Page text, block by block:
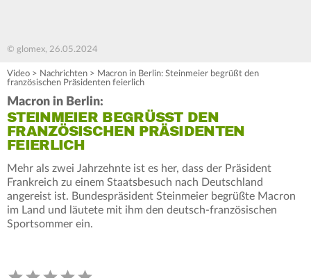
© glomex, 26.05.2024
Video > Nachrichten > Macron in Berlin: Steinmeier begrüßt den
französischen Präsidenten feierlich
Macron in Berlin:
STEINMEIER BEGRÜSST DEN F
RANZÖSISCHEN PRÄSIDENTEN F
EIERLICH
Mehr als zwei Jahrzehnte ist es her, dass der Präsident
Frankreich zu einem Staatsbesuch nach Deutschland
angereist ist. Bundespräsident Steinmeier begrüßte Macron
im Land und läutete mit ihm den deutsch-französischen
Sportsommer ein.